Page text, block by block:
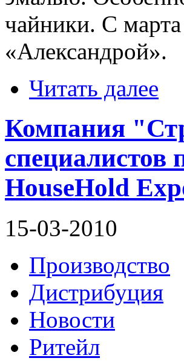
чайники. С
«Александрой».
Читать далее
Компания
специалистов
HouseHold
15-03-2010
Производство
Дистрибуция
Новости
Ритейл